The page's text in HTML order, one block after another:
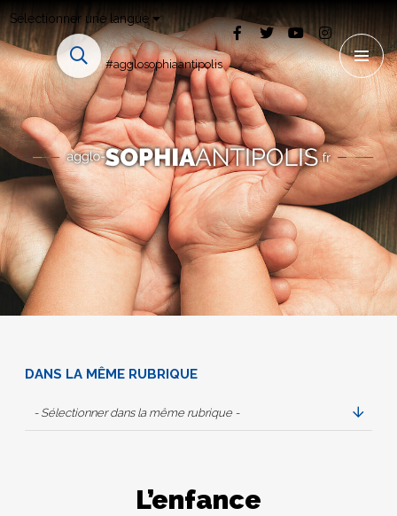
Sélectionner une langue
#agglosophiaantipolis
DANS LA MÊME RUBRIQUE
- Sélectionner dans la même rubrique -
L’enfance